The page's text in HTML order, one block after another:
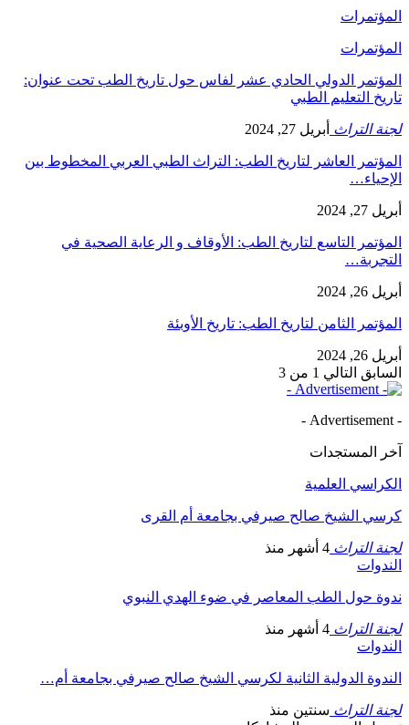
المؤتمرات
المؤتمرات
المؤتمر الدولي الحادي عشر لفاس حول تاريخ الطب تحت عنوان:
تاريخ التعليم الطبي
لجنة التراث أبريل 27, 2024
المؤتمر العاشر لتاريخ الطب: التراث الطبي العربي المخطوط بين
الإحياء…
أبريل 27, 2024
المؤتمر التاسع لتاريخ الطب: الأوقاف و الرعاية الصحية في
التجربة…
أبريل 26, 2024
المؤتمر الثامن لتاريخ الطب: تاريخ الأوبئة
أبريل 26, 2024
السابق التالي 1 من 3
- Advertisement -
آخر المستجدات
الكراسي العلمية
كرسي الشيخ صالح صيرفي بجامعة أم القرى
لجنة التراث 4 أشهر منذ
الندوات
ندوة حول الطب المعاصر في ضوء الهدي النبوي
لجنة التراث 4 أشهر منذ
الندوات
الندوة الدولية الثانية لكرسي الشيخ صالح صيرفي بجامعة أم…
لجنة التراث سنتين منذ